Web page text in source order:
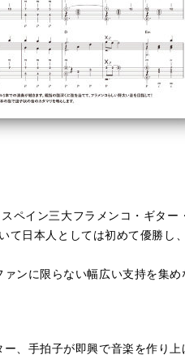
ペイン三大フラメンコ・ギター
て日本人としては初めて優勝し
ンに限らない幅広い支持を集
、手拍子が即興で音楽を作り上